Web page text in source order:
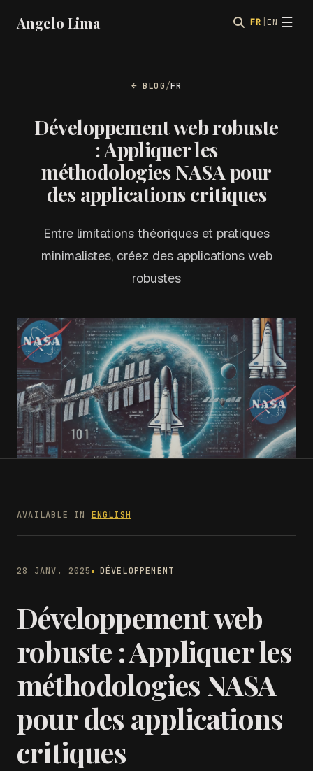
Angelo Lima FR EN ☰
← BLOG/FR
Développement web robuste
: Appliquer les
méthodologies NASA pour
des applications critiques
Entre limitations théoriques et pratiques
minimalistes, créez des applications web
robustes
AVAILABLE IN ENGLISH
28 JANV. 2025 DÉVELOPPEMENT
Développement web
robuste : Appliquer les
méthodologies NASA
pour des applications
critiques